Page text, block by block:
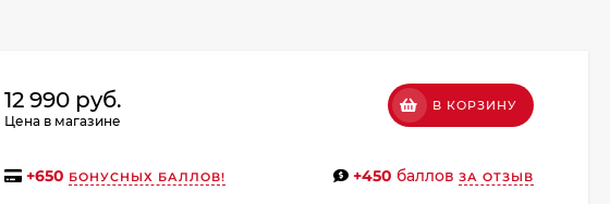
12 990 руб.
Цена в магазине
В КОРЗИНУ
+650 БОНУСНЫХ БАЛЛОВ! +450 баллов ЗА ОТЗЫВ